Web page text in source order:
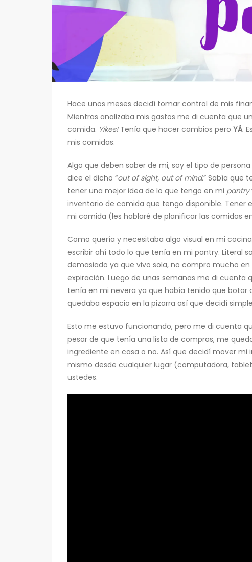
Hace unos meses decidí tomar control de mis
Mientras analizaba mis gastos me di cuenta que
comida. Yikes!Tenía que hacer cambios pero YÁ.
mis comidas.
Algo que deben saber de mi, soy el tipo de
dice el dicho “out of sight, out of mind.” Sabía que
tener una mejor idea de lo que tengo en mi pantry
inventario de comida que tengo disponible. Tener
mi comida (les hablaré de planificar las comidas
Como quería y necesitaba algo visual en mi
escribir ahí todo lo que tenía en mi pantry. Literal
demasiado ya que vivo sola, no compro mucho
expiración. Luego de unas semanas me di
tenía en mi nevera ya que había tenido que botar
quedaba espacio en la pizarra así que decidí
Esto me estuvo funcionando, pero me di cuenta
pesar de que tenía una lista de compras, me
ingrediente en casa o no. Así que decidí mover
mismo desde cualquier lugar (computadora,
ustedes.